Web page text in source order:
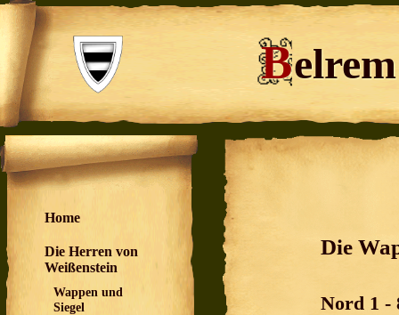
B
Home
Die Herren von
Weißenstein
Wappen und
Siegel
Die
Nord 1 -